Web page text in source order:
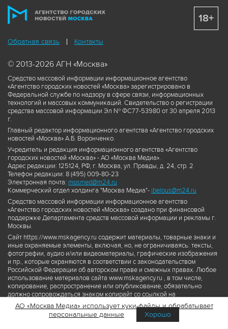
Обратная связь Контакты
© 2013-2026 АГН «Москва»
Средство массовой информации информационное агентство
«Агентство городских новостей «Москва» зарегистрировано в
Федеральной службе по надзору в сфере связи, информационных
технологий и массовых коммуникаций. Свидетельство о регистрации
средства массовой информации Эл № ФС77-53980 от 30 апреля 2013
г.
Главный редактор информационного агентства «Агентство городских
новостей «Москва» А.Б. Воронченко.
Учредитель и редакция информационного агентства «Агентство
городских новостей «Москва» - АО «Москва Медиа».
Адрес редакции: 125124, РФ, г. Москва, ул. Правды, д. 24, стр. 2
Телефон редакции: 8 (495) 009-80-23
Электронная почта: mosmed@m24.ru
Коммерческий отдел холдинга "Москва Медиа"- ibelous@m24.ru
Средство массовой информации информационное агентство
«Агентство городских новостей «Москва» создано при финансовой
поддержке Департамента средств массовой информации и рекламы г.
Москвы.
Сайт https://www.mskagency.ru содержит материалы, товарные знаки и
иные охраняемые элементы, включая, но, не ограничиваясь: тексты,
фотографии, аудио и/или видеоматериалы, графические изображения
и пр., которые охраняются в соответствии с законодательством
Российской Федерации об авторском праве и смежных правах. Любое
использование материалов сайта www.mskagency.ru , в том числе,
копирование, распространение или опубликование, обязательно
должно сопровождаться знаком копирайт со ссылкой на
правообладателя © АО «Москва Медиа», а также гиперссылкой на сайт
www.mskagency.ru как на первоисточник информации. Переработка
материалов сайта www.mskagency.ru не допускается.
18+
АО «Москва Медиа» использует куки-файлы и обрабатывает
персональные данные
Хорошо